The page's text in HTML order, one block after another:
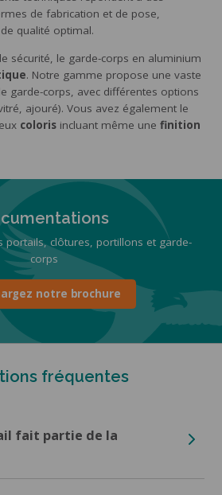
de fabrication et de pose,
qualité optimal.
sécurité, le garde-corps en aluminium
. Notre gamme propose une vaste
garde-corps, avec différentes options
ajouré). Vous avez également le
colorisincluant même une finition
portails, clôtures, portillons et garde-
corps
notre brochure
fréquentes
fait partie de la